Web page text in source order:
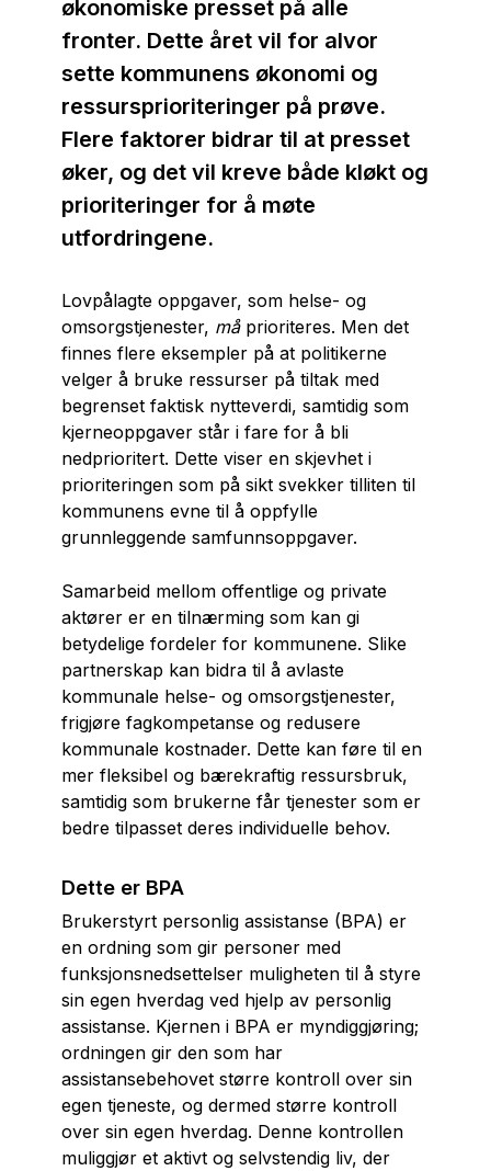
økonomiske presset på alle
fronter. Dette året vil for alvor
sette kommunens økonomi og
ressursprioriteringer på prøve.
Flere faktorer bidrar til at presset
øker, og det vil kreve både kløkt og
prioriteringer for å møte
utfordringene.
Lovpålagte oppgaver, som helse- og
omsorgstjenester, må prioriteres. Men det
finnes flere eksempler på at politikerne
velger å bruke ressurser på tiltak med
begrenset faktisk nytteverdi, samtidig som
kjerneoppgaver står i fare for å bli
nedprioritert. Dette viser en skjevhet i
prioriteringen som på sikt svekker tilliten til
kommunens evne til å oppfylle
grunnleggende samfunnsoppgaver.
Samarbeid mellom offentlige og private
aktører er en tilnærming som kan gi
betydelige fordeler for kommunene. Slike
partnerskap kan bidra til å avlaste
kommunale helse- og omsorgstjenester,
frigjøre fagkompetanse og redusere
kommunale kostnader. Dette kan føre til en
mer fleksibel og bærekraftig ressursbruk,
samtidig som brukerne får tjenester som er
bedre tilpasset deres individuelle behov.
Dette er BPA
Brukerstyrt personlig assistanse (BPA) er
en ordning som gir personer med
funksjonsnedsettelser muligheten til å styre
sin egen hverdag ved hjelp av personlig
assistanse. Kjernen i BPA er myndiggjøring;
ordningen gir den som har
assistansebehovet større kontroll over sin
egen tjeneste, og dermed større kontroll
over sin egen hverdag. Denne kontrollen
muliggjør et aktivt og selvstendig liv, der